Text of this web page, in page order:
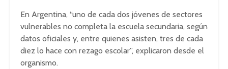
En Argentina, “uno de cada dos jóvenes de sectores
vulnerables no completa la escuela secundaria, según
datos oficiales y, entre quienes asisten, tres de cada
diez lo hace con rezago escolar”, explicaron desde el
organismo.